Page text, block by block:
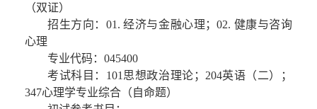
（双证）
招生方向：01. 经济与金融心理；02. 健康与咨询
心理
专业代码：045400
考试科目：101思想政治理论；204英语（二）；
347心理学专业综合（自命题）